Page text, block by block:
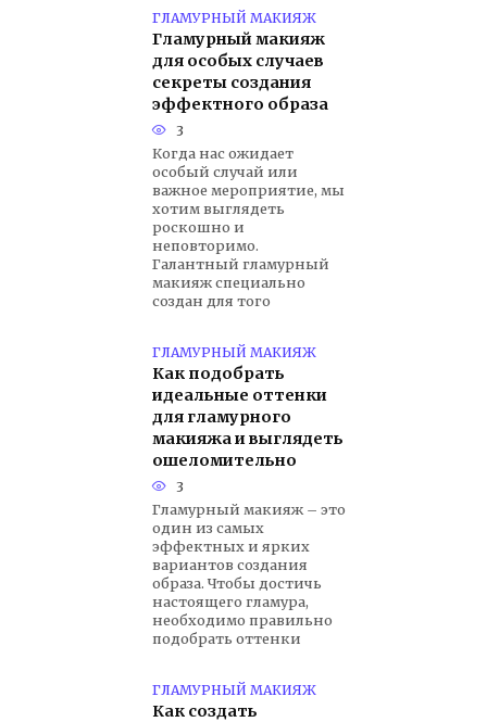
ГЛАМУРНЫЙ МАКИЯЖ
Гламурный макияж
для особых случаев
секреты создания
эффектного образа
3
Когда нас ожидает
особый случай или
важное мероприятие, мы
хотим выглядеть
роскошно и
неповторимо.
Галантный гламурный
макияж специально
создан для того
ГЛАМУРНЫЙ МАКИЯЖ
Как подобрать
идеальные оттенки
для гламурного
макияжа и выглядеть
ошеломительно
3
Гламурный макияж – это
один из самых
эффектных и ярких
вариантов создания
образа. Чтобы достичь
настоящего гламура,
необходимо правильно
подобрать оттенки
ГЛАМУРНЫЙ МАКИЯЖ
Как создать